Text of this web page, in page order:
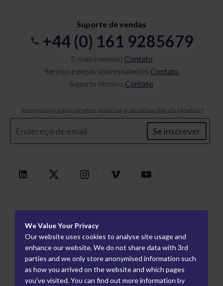
Suporte de vendas
+44 (0) 161 9285679
E-mail (vendas) Contato
Serviço e peças sobressalentes Contato
Suporte técnico Contato
Inscreva-se para receber notícias e atualizações da Heaford
Se inscrever
Produtos
Localizador de produtos
Montagem Modular
Montadores de Placas
Prova Flexográfica
Carreiras
Como trabalhamos
Quem nós somos
Informação
Parceiros mundiais
Parceiros da indústria
We Value Your Privacy
Our website uses cookies to analyse site usage and
enhance our website. We do not share data with 3rd
parties and we only store anonymised information such
as how you arrived on the website and which pages
you've visited. You can find out more information by